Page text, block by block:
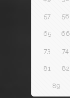
57 58
65 66
73 74
81 82
89